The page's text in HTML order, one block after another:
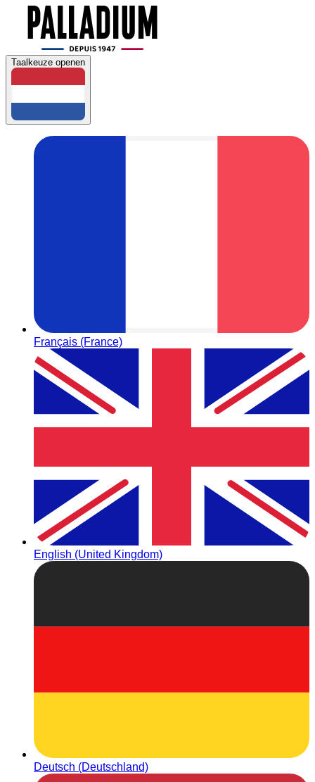
Taalkeuze openen
Français (France)
English (United Kingdom)
Deutsch (Deutschland)